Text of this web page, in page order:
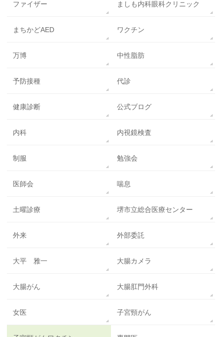
ファイザー ましも内科眼科クリニック
まちかどAED ワクチン
万博 中性脂肪
予防接種 代診
健康診断 公式ブログ
内科 内視鏡検査
制服 勉強会
医師会 喘息
土曜診療 堺市立総合医療センター
外来 外部委託
大平 雅一 大腸カメラ
大腸がん 大腸肛門外科
女医 子宮頸がん